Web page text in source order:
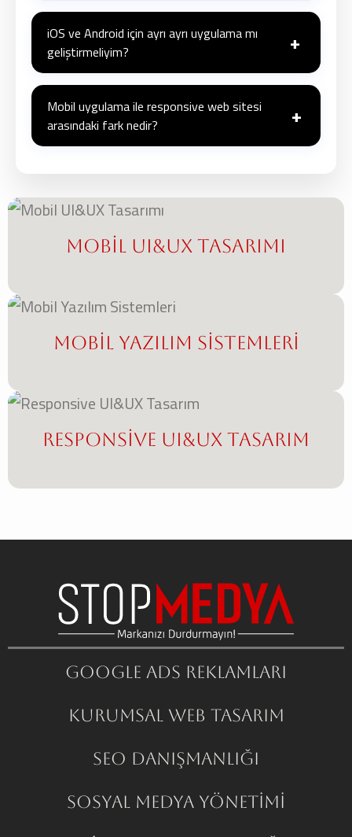
Uygulama geliştirme süresi ve maliyeti, uygulamanın
sahip olacağı özelliklere, platform sayısına
(iOS/Android) ve tasarımın karmaşıklığına göre büyük
ölçüde değişir. Net bir bilgi için öncelikle ihtiyaçların
belirlenmesi gerekir.
iOS ve Android için ayrı ayrı uygulama mı
geliştirmeliyim?
+
Geliştirme stratejiniz, bütçenize ve hedef kitlenize
bağlıdır. Native uygulamalar en iyi performansı
sunarken, hibrit uygulamalar tek bir geliştirme
süreciyle her iki platforma da ulaşmanızı sağlayarak
Mobil uygulama ile responsive web sitesi
arasındaki fark nedir?
+
sitesidir. Mobil uygulama ise cihaza yüklenen, internet
bağlantısı olmadan da çalışabilen ve cihazın kamera,
GPS gibi özelliklerini kullanabilen bağımsız bir yazılımdır.
Mobil UI&UX Tasarımı
Mobil Yazılım Sistemleri
Responsive UI&UX Tasarım
Google ADS Reklamları
Kurumsal Web Tasarım
SEO Danışmanlığı
Sosyal Medya Yönetimi